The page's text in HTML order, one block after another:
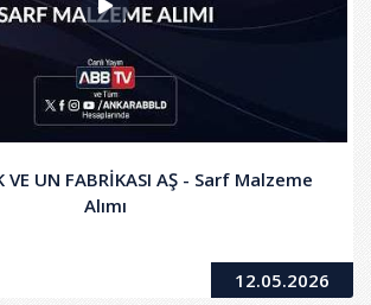
VE UN FABRİKASI AŞ - Sarf Malzeme
Alımı
12.05.2026